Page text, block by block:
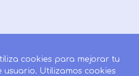
cookies para mejorar tu
usuario. Utilizamos cookies